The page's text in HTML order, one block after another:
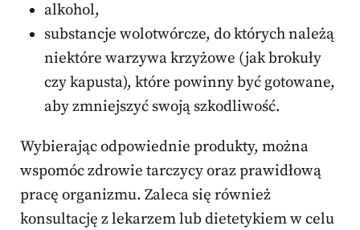
alkohol,
substancje wolotwórcze, do których należą
niektóre warzywa krzyżowe (jak brokuły
czy kapusta), które powinny być gotowane,
aby zmniejszyć swoją szkodliwość.
Wybierając odpowiednie produkty, można
wspomóc zdrowie tarczycy oraz prawidłową
pracę organizmu. Zaleca się również
konsultację z lekarzem lub dietetykiem w celu